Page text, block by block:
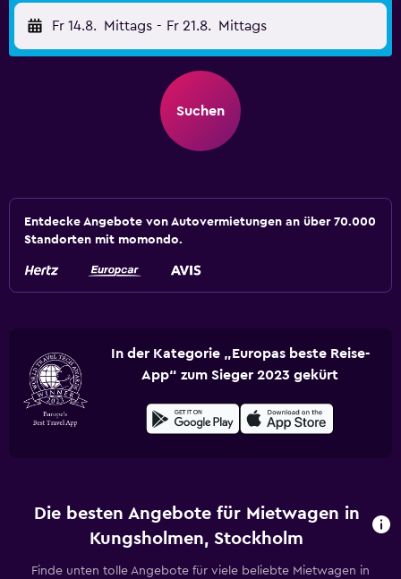
Fr 14.8. Mittags - Fr 21.8. Mittags
Suchen
Entdecke Angebote von Autovermietungen an über 70.000
Standorten mit momondo.
In der Kategorie „Europas beste Reise-
App“ zum Sieger 2023 gekürt
Die besten Angebote für Mietwagen in
Kungsholmen, Stockholm
Finde unten tolle Angebote für viele beliebte Mietwagen in